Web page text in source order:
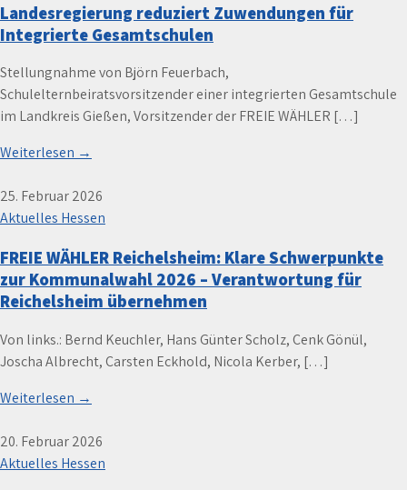
Landesregierung reduziert Zuwendungen für
Integrierte Gesamtschulen
Stellungnahme von Björn Feuerbach,
Schulelternbeiratsvorsitzender einer integrierten Gesamtschule
im Landkreis Gießen, Vorsitzender der FREIE WÄHLER […]
Weiterlesen →
25. Februar 2026
Aktuelles Hessen
FREIE WÄHLER Reichelsheim: Klare Schwerpunkte
zur Kommunalwahl 2026 – Verantwortung für
Reichelsheim übernehmen
Von links.: Bernd Keuchler, Hans Günter Scholz, Cenk Gönül,
Joscha Albrecht, Carsten Eckhold, Nicola Kerber, […]
Weiterlesen →
20. Februar 2026
Aktuelles Hessen